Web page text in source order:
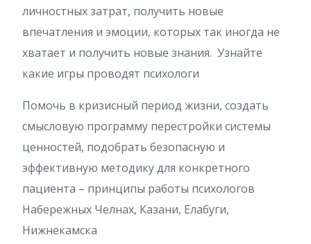
личностных затрат, получить новые
впечатления и эмоции, которых так иногда не
хватает и получить новые знания. Узнайте
какие игры проводят психологи
Помочь в кризисный период жизни, создать
смысловую программу перестройки системы
ценностей, подобрать безопасную и
эффективную методику для конкретного
пациента – принципы работы психологов
Набережных Челнах, Казани, Елабуги,
Нижнекамска